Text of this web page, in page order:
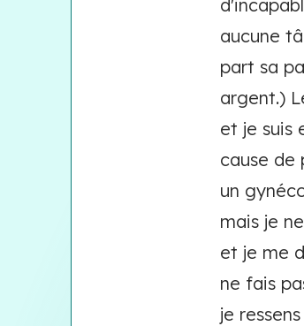
aucune
part sa
argent.)
et je suis
cause de
un
mais je
et je me
ne fais
je